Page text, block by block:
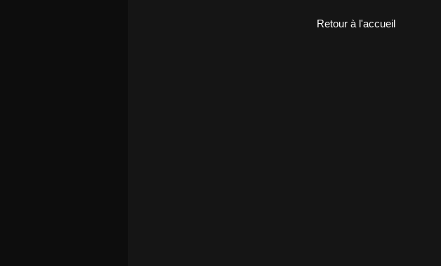
Retour à l'accueil